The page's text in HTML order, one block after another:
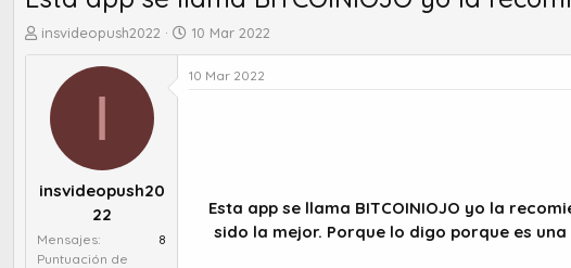
A
e
a
insvideopush2022
F
e
c
10 Mar 2022
I
insvideopush20
22
Mensajes
8
Puntuación de
10 Mar 2022
Esta app se llama BITCOINIOJO yo la
sido la mejor. Porque lo digo porque es